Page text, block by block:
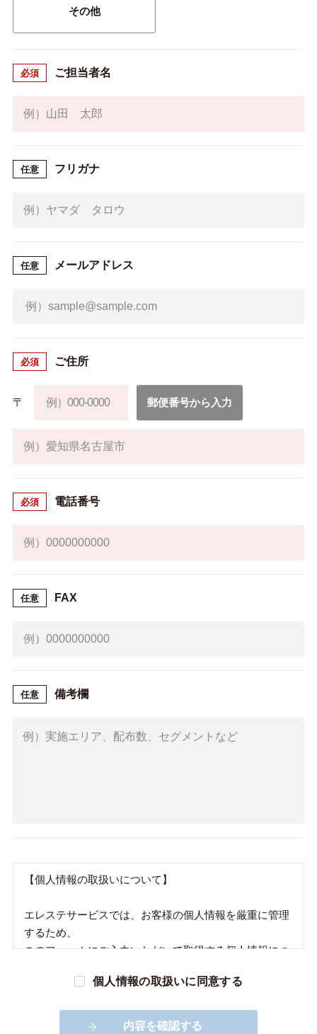
その他
必須 ご担当者名
任意 フリガナ
任意 メールアドレス
必須 ご住所
〒 郵便番号から入力
必須 電話番号
任意 FAX
任意 備考欄
【個人情報の取扱いについて】
エレステサービスでは、お客様の個人情報を厳重に管理
するため、
このフォームにご入力いただいて取得する個人情報につ
弊社の従業員、外部業者に対して、個人情報保護のため
個人情報の取扱いに同意する
内容を確認する